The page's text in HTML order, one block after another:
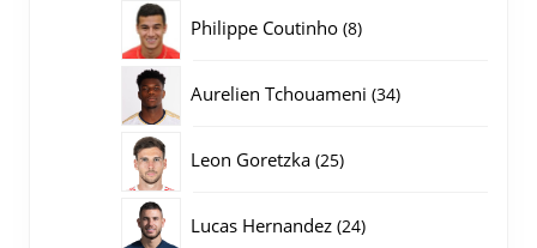
Philippe Coutinho 88
Aurelien Tchouameni 3434
Leon Goretzka 2525
Lucas Hernandez 2424